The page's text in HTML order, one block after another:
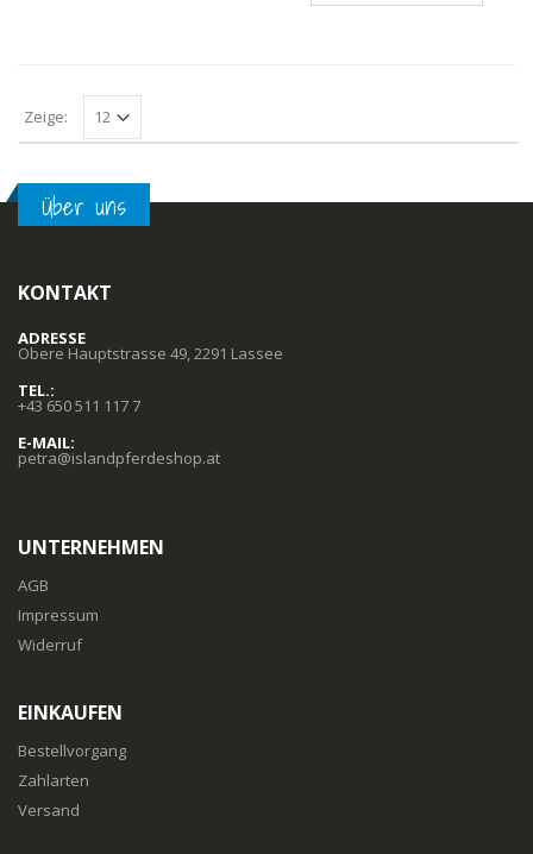
Zeige:
Über uns
KONTAKT
ADRESSE
Obere Hauptstrasse 49, 2291 Lassee
TEL.:
+43 650 511 117 7
E-MAIL:
petra@islandpferdeshop.at
UNTERNEHMEN
AGB
Impressum
Widerruf
EINKAUFEN
Bestellvorgang
Zahlarten
Versand